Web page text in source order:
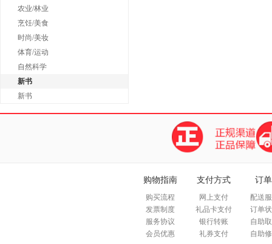
农业/林业
烹饪/美食
时尚/美妆
体育/运动
自然科学
新书
新书
购物指南
购买流程
发票制度
服务协议
会员优惠
支付方式
网上支付
礼品卡支付
银行转账
礼券支付
订
配送
订单
自助
自助